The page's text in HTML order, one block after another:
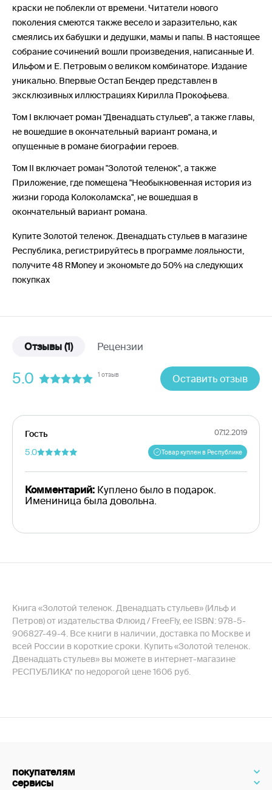
краски не поблекли от времени. Читатели нового
поколения смеются также весело и заразительно, как
смеялись их бабушки и дедушки, мамы и папы. В настоящее
собрание сочинений вошли произведения, написанные И.
Ильфом и Е. Петровым о великом комбинаторе. Издание
уникально. Впервые Остап Бендер представлен в
эксклюзивных иллюстрациях Кирилла Прокофьева.
Том I включает роман "Двенадцать стульев", а также главы,
не вошедшие в окончательный вариант романа, и
опущенные в романе биографии героев.
Том II включает роман "Золотой теленок", а также
Приложение, где помещена "Необыкновенная история из
жизни города Колоколамска", не вошедшая в
окончательный вариант романа.
Купите Золотой теленок. Двенадцать стульев в магазине
Республика, регистрируйтесь в программе лояльности,
получите 48 RMoney и экономьте до 50% на следующих
покупках
Отзывы (1) Рецензии
5.0 1 отзыв Оставить отзыв
Гость 07.12.2019
5.0 Товар куплен в Республике
Комментарий: Куплено было в подарок.
Имениница была довольна.
Книга «Золотой теленок. Двенадцать стульев» (Ильф и
Петров) от издательства Флюид / FreeFly, ее ISBN: 978-5-
906827-49-4. Все книги в наличии, доставка по Москве и
всей России в короткие сроки. Купить «Золотой теленок.
Двенадцать стульев» вы можете в интернет-магазине
РЕСПУБЛИКА* по недорогой цене 1606 руб.
покупателям
сервисы